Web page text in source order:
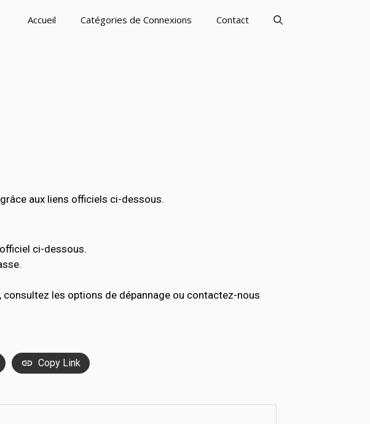
Accueil Catégories de Connexions Contact
aux liens officiels ci-dessous.
ci-dessous.
consultez les options de dépannage ou contactez-nous
Copy Link